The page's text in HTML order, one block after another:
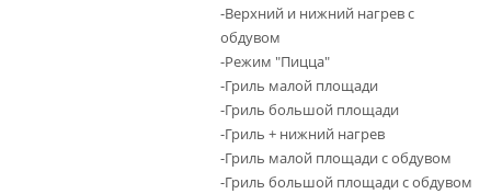
-Верхний и нижний нагрев с
обдувом
-Режим "Пицца"
-Гриль малой площади
-Гриль большой площади
-Гриль + нижний нагрев
-Гриль малой площади с обдувом
-Гриль большой площади с обдувом